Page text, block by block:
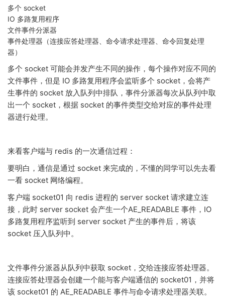
多个 socket
IO 多路复用程序
文件事件分派器
事件处理器（连接应答处理器、命令请求处理器、命令回复处理
器）
多个 socket 可能会并发产生不同的操作，每个操作对应不同的
文件事件，但是 IO 多路复用程序会监听多个 socket，会将产
生事件的 socket 放入队列中排队，事件分派器每次从队列中取
出一个 socket，根据 socket 的事件类型交给对应的事件处理
器进行处理。
来看客户端与 redis 的一次通信过程：
要明白，通信是通过 socket 来完成的，不懂的同学可以先去看
一看 socket 网络编程。
客户端 socket01 向 redis 进程的 server socket 请求建立连
接，此时 server socket 会产生一个AE_READABLE 事件，IO
多路复用程序监听到 server socket 产生的事件后，将该
socket 压入队列中。
文件事件分派器从队列中获取 socket，交给连接应答处理器。
连接应答处理器会创建一个能与客户端通信的 socket01，并将
该 socket01 的 AE_READABLE 事件与命令请求处理器关联。